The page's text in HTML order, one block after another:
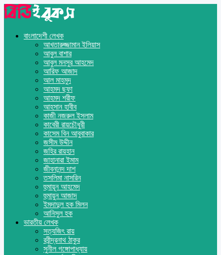
বাংলাদেশী লেখক
আখতারুজ্জামান ইলিয়াস
আবুল বাশার
আবুল মনসুর আহমেদ
আরিফ আজাদ
আল মাহমুদ
আহমদ ছফা
আহমদ শরীফ
আহসান হাবীব
কাজী নজরুল ইসলাম
কাবেরী রায়চৌধুরী
কাসেম বিন আবুবাকার
জসীম উদ্দীন
জহির রায়হান
জাহানারা ইমাম
জীবনানন্দ দাশ
তসলিমা নাসরিন
হুমায়ূন আহমেদ
হুমায়ুন আজাদ
ইমদাদুল হক মিলন
আনিসুল হক
ভারতীয় লেখক
সত্যজিৎ রায়
রবীন্দ্রনাথ ঠাকুর
সুনীল গঙ্গোপাধ্যায়